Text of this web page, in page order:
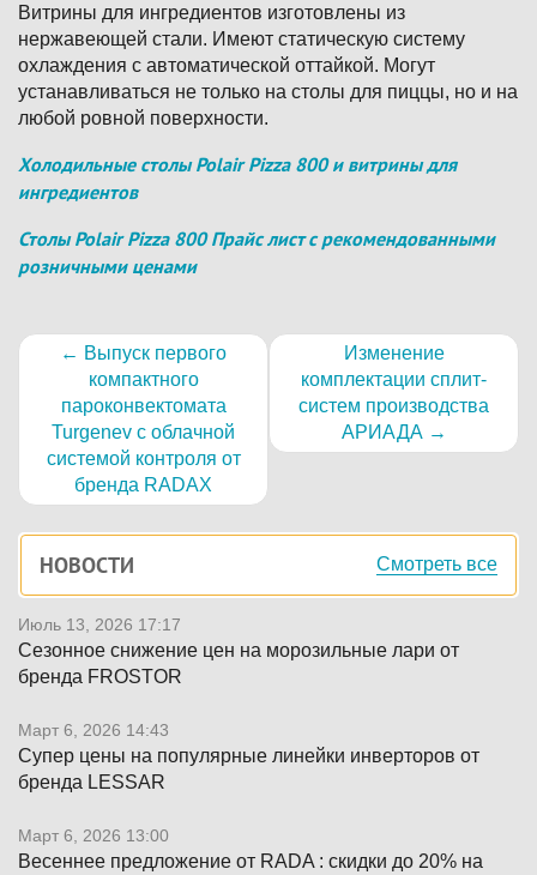
Витрины для ингредиентов изготовлены из
нержавеющей стали. Имеют статическую систему
охлаждения с автоматической оттайкой. Могут
устанавливаться не только на столы для пиццы, но и на
любой ровной поверхности.
Холодильные столы Polair Pizza 800 и витрины для
ингредиентов
Столы Polair Pizza 800 Прайс лист с рекомендованными
розничными ценами
← Выпуск первого
компактного
пароконвектомата
Turgenev с облачной
системой контроля от
бренда RADAX
Изменение
комплектации сплит-
систем производства
АРИАДА →
Боковая
панель
НОВОСТИ Смотреть все
Июль 13, 2026 17:17
Сезонное снижение цен на морозильные лари от
бренда FROSTOR
Март 6, 2026 14:43
Супер цены на популярные линейки инверторов от
бренда LESSAR
Март 6, 2026 13:00
Весеннее предложение от RADA : скидки до 20% на